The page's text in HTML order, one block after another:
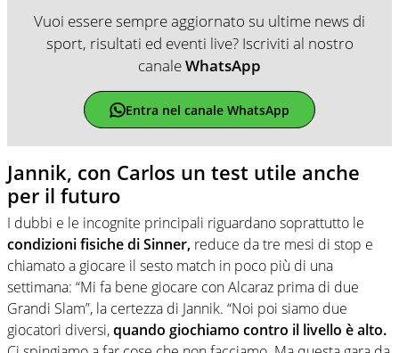
Vuoi essere sempre aggiornato su ultime news di
sport, risultati ed eventi live? Iscriviti al nostro
canaleWhatsApp
Entra nel canale WhatsApp
Jannik, con Carlos un test utile anche
per il futuro
I dubbi e le incognite principali riguardano soprattutto le
condizioni fisiche di Sinner, reduce da tre mesi di stop e
chiamato a giocare il sesto match in poco più di una
settimana: “Mi fa bene giocare con Alcaraz prima di due
Grandi Slam”, la certezza di Jannik. “Noi poi siamo due
giocatori diversi,quando giochiamo contro il livello è alto.